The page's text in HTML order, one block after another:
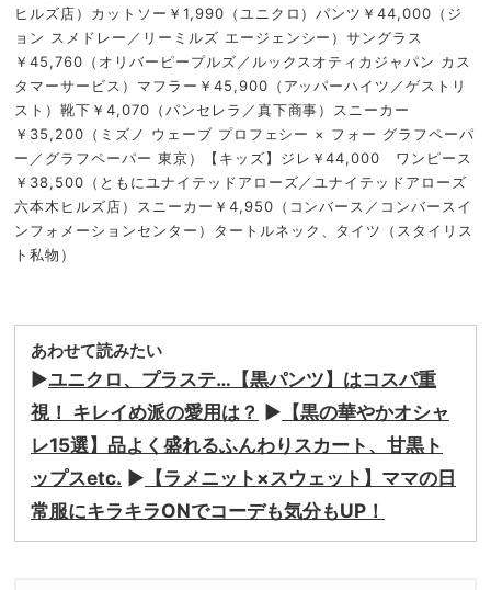
ヒルズ店）カットソー￥1,990（ユニクロ）パンツ￥44,000（ジ
ョン スメドレー／リーミルズ エージェンシー）サングラス
￥45,760（オリバーピープルズ／ルックスオティカジャパン カス
タマーサービス）マフラー￥45,900（アッパーハイツ／ゲストリ
スト）靴下￥4,070（パンセレラ／真下商事）スニーカー
￥35,200（ミズノ ウェーブ プロフェシー × フォー グラフペーパ
ー／グラフペーパー 東京）【キッズ】ジレ￥44,000 ワンピース
￥38,500（ともにユナイテッドアローズ／ユナイテッドアローズ
六本木ヒルズ店）スニーカー￥4,950（コンバース／コンバースイ
ンフォメーションセンター）タートルネック、タイツ（スタイリス
ト私物）
あわせて読みたい
▶ユニクロ、プラステ…【黒パンツ】はコスパ重
視！ キレイめ派の愛用は？ ▶ 【黒の華やかオシャ
レ15選】品よく盛れるふんわりスカート、甘黒ト
ップスetc. ▶ 【ラメニット×スウェット】ママの日
常服にキラキラONでコーデも気分もUP！